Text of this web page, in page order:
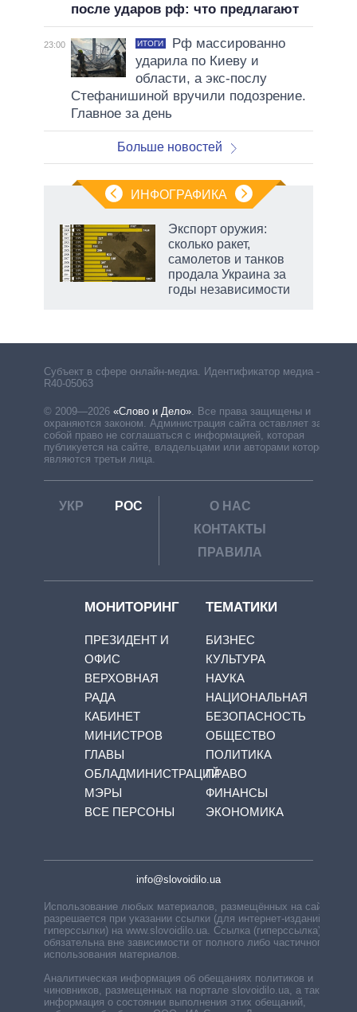
после ударов рф: что предлагают
23:00 ИТОГИ
Рф массированно
ударила по Киеву и
области, а экс-послу
Стефанишиной вручили подозрение.
Главное за день
Больше новостей
ИНФОГРАФИКА
Экспорт оружия:
сколько ракет,
самолетов и танков
продала Украина за
годы независимости
Субъект в сфере онлайн-медиа. Идентификатор медиа –
R40-05063
© 2009—2026 «Слово и Дело» Все права защищены и
охраняются законом. Администрация сайта оставляет за
собой право не соглашаться с информацией, которая
публикуется на сайте, владельцами или авторами которой
являются третьи лица.
УКР РОС
О НАС
КОНТАКТЫ
ПРАВИЛА
МОНИТОРИНГ
ПРЕЗИДЕНТ И
ОФИС
ВЕРХОВНАЯ
РАДА
КАБИНЕТ
МИНИСТРОВ
ГЛАВЫ
ОБЛАДМИНИСТРАЦИЙ
МЭРЫ
ВСЕ ПЕРСОНЫ
ТЕМАТИКИ
БИЗНЕС
КУЛЬТУРА
НАУКА
НАЦИОНАЛЬНАЯ
БЕЗОПАСНОСТЬ
ОБЩЕСТВО
ПОЛИТИКА
ПРАВО
ФИНАНСЫ
ЭКОНОМИКА
info@slovoidilo.ua
Использование любых материалов, размещённых на сайте,
разрешается при указании ссылки (для интернет-изданий —
гиперссылки) на www.slovoidilo.ua. Ссылка (гиперссылка)
обязательна вне зависимости от полного либо частичного
использования материалов.
Аналитическая информация об обещаниях политиков и
чиновников, размещенных на портале slovoidilo.ua, а также
информация о состоянии выполнения этих обещаний,